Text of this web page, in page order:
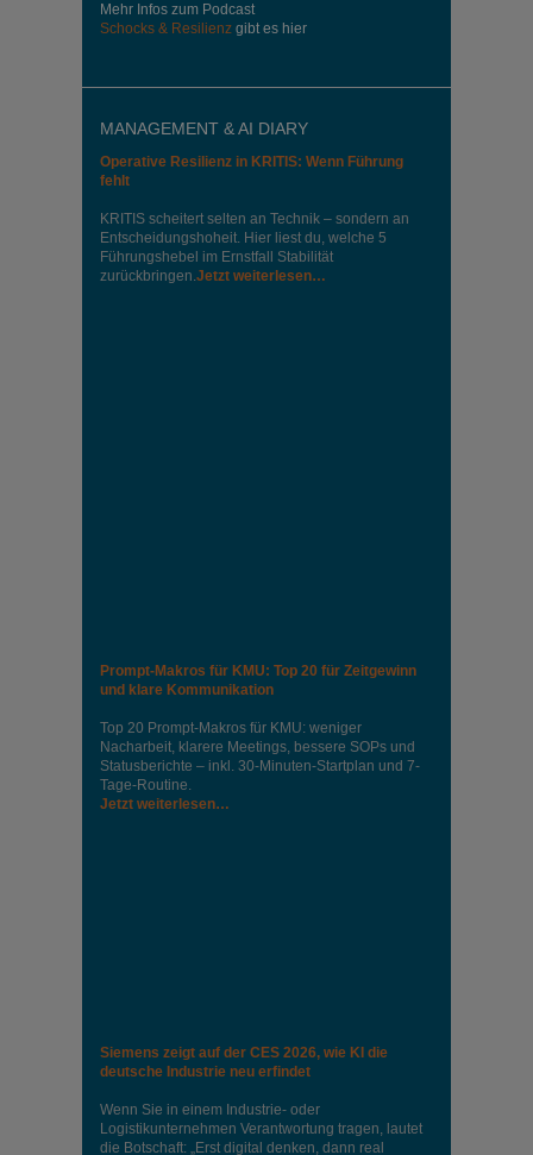
Mehr Infos zum Podcast
Schocks & Resilienz gibt es hier
MANAGEMENT & AI DIARY
Operative Resilienz in KRITIS: Wenn Führung
fehlt
KRITIS scheitert selten an Technik – sondern an
Entscheidungshoheit. Hier liest du, welche 5
Führungshebel im Ernstfall Stabilität
zurückbringen.Jetzt weiterlesen…
Prompt-Makros für KMU: Top 20 für Zeitgewinn
und klare Kommunikation
Top 20 Prompt-Makros für KMU: weniger
Nacharbeit, klarere Meetings, bessere SOPs und
Statusberichte – inkl. 30-Minuten-Startplan und 7-
Tage-Routine.
Jetzt weiterlesen…
Siemens zeigt auf der CES 2026, wie KI die
deutsche Industrie neu erfindet
Wenn Sie in einem Industrie‑ oder
Logistikunternehmen Verantwortung tragen, lautet
die Botschaft: „Erst digital denken, dann real